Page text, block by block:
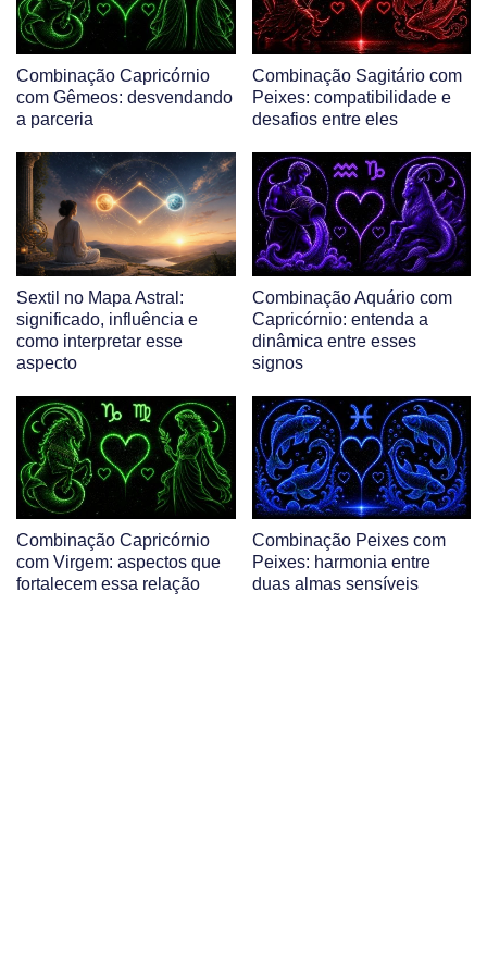
Combinação Capricórnio
com Gêmeos: desvendando
a parceria
Combinação Sagitário com
Peixes: compatibilidade e
desafios entre eles
Sextil no Mapa Astral:
significado, influência e
como interpretar esse
aspecto
Combinação Aquário com
Capricórnio: entenda a
dinâmica entre esses
signos
Combinação Capricórnio
com Virgem: aspectos que
fortalecem essa relação
Combinação Peixes com
Peixes: harmonia entre
duas almas sensíveis